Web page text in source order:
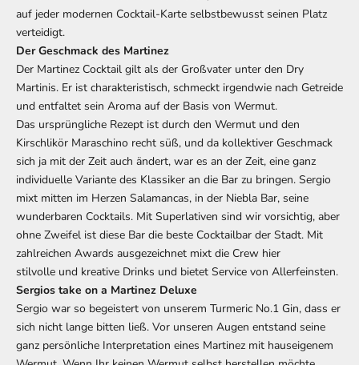
auf jeder modernen Cocktail-Karte selbstbewusst seinen Platz
verteidigt.
Der Geschmack des Martinez
Der Martinez Cocktail gilt als der Großvater unter den Dry
Martinis. Er ist charakteristisch, schmeckt irgendwie nach Getreide
und entfaltet sein Aroma auf der Basis von Wermut.
Das ursprüngliche Rezept ist durch den Wermut und den
Kirschlikör Maraschino recht süß, und da kollektiver Geschmack
sich ja mit der Zeit auch ändert, war es an der Zeit, eine ganz
individuelle Variante des Klassiker an die Bar zu bringen. Sergio
mixt mitten im Herzen Salamancas, in der Niebla Bar, seine
wunderbaren Cocktails. Mit Superlativen sind wir vorsichtig, aber
ohne Zweifel ist diese Bar die beste Cocktailbar der Stadt. Mit
zahlreichen Awards ausgezeichnet mixt die Crew hier
stilvolle und kreative Drinks und bietet Service von Allerfeinsten.
Sergios take on a Martinez Deluxe
Sergio war so begeistert von unserem Turmeric No.1 Gin, dass er
sich nicht lange bitten ließ. Vor unseren Augen entstand seine
ganz persönliche Interpretation eines Martinez mit hauseigenem